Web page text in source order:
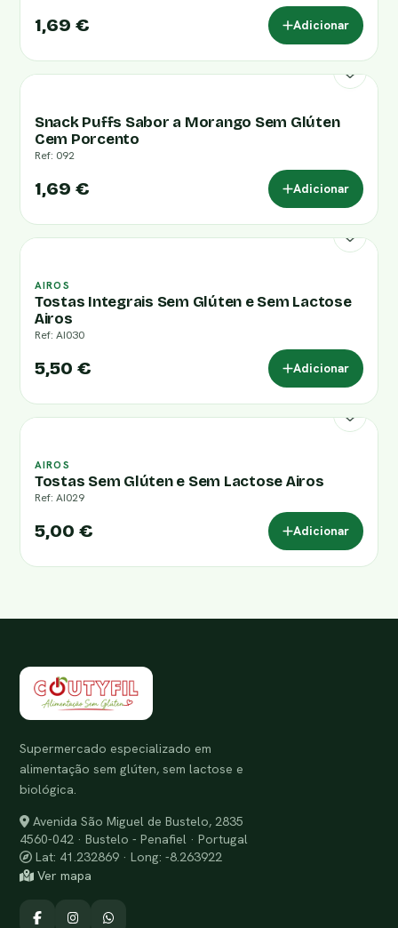
1,69 € Adicionar
Snack Puffs Sabor a Morango Sem Glúten
Cem Porcento
Ref: 092
1,69 € Adicionar
AIROS
Tostas Integrais Sem Glúten e Sem Lactose
Airos
Ref: AI030
5,50 € Adicionar
AIROS
Tostas Sem Glúten e Sem Lactose Airos
Ref: AI029
5,00 € Adicionar
Supermercado especializado em
alimentação sem glúten, sem lactose e
biológica.
Avenida São Miguel de Bustelo, 2835
4560-042 · Bustelo - Penafiel · Portugal
Lat: 41.232869 · Long: -8.263922
Ver mapa